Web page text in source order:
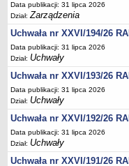
Pracownicy urzędu -
Kompetencje referatów
Regulamin organizacyjny
Regulamin naboru na
Ogłoszenia o naborze
Lista kandydatów
wolne stanowiska
Wyniki naboru na wolne
Petycje
Data publikacji: 31 lipca 2026
Dział:Zarządzenia
Uchwała nr XXVI/194/26
Data publikacji: 31 lipca 2026
Dział: Uchwały
Uchwała nr XXVI/193/26
Data publikacji: 31 lipca 2026
Dział: Uchwały
Uchwała nr XXVI/192/26
Data publikacji: 31 lipca 2026
Dział: Uchwały
Uchwała nr XXVI/191/26